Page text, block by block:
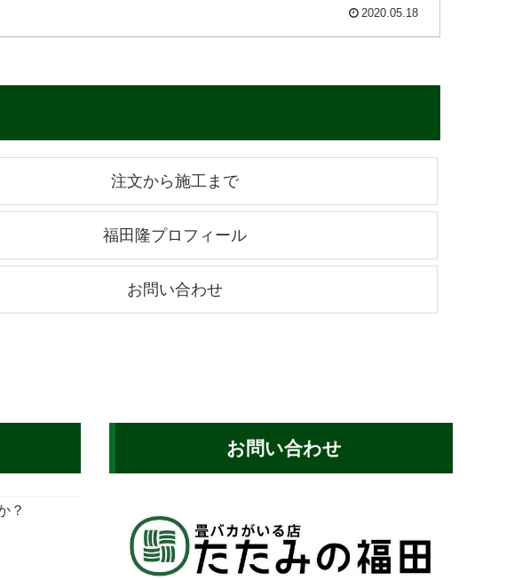
2020.05.18
注文から施工まで
福田隆プロフィール
お問い合わせ
？
お問い合わせ